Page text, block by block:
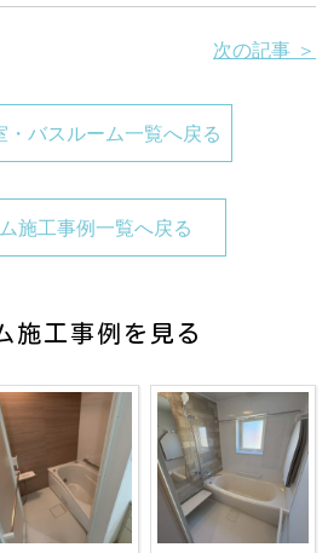
次の記事 ＞
・バスルーム一覧へ戻る
施工事例一覧へ戻る
施工事例を見る